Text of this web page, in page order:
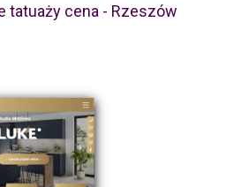
tatuaży cena - Rzeszów